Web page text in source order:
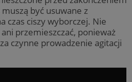
być usuwane z
czas ciszy wyborczej. Nie
przemieszczać, ponieważ
czynne prowadzenie agitacji